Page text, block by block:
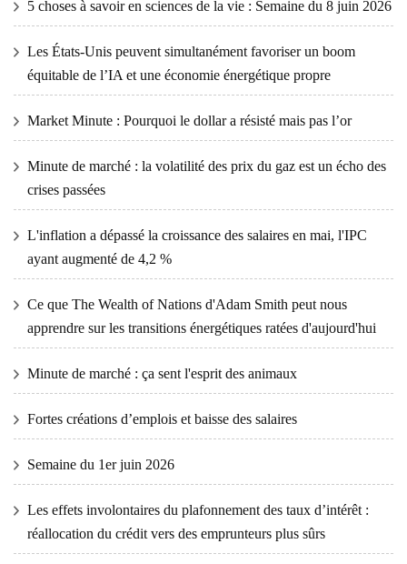
5 choses à savoir en sciences de la vie : Semaine du 8 juin 2026
Les États-Unis peuvent simultanément favoriser un boom
équitable de l’IA et une économie énergétique propre
Market Minute : Pourquoi le dollar a résisté mais pas l’or
Minute de marché : la volatilité des prix du gaz est un écho des
crises passées
L'inflation a dépassé la croissance des salaires en mai, l'IPC
ayant augmenté de 4,2 %
Ce que The Wealth of Nations d'Adam Smith peut nous
apprendre sur les transitions énergétiques ratées d'aujourd'hui
Minute de marché : ça sent l'esprit des animaux
Fortes créations d’emplois et baisse des salaires
Semaine du 1er juin 2026
Les effets involontaires du plafonnement des taux d’intérêt :
réallocation du crédit vers des emprunteurs plus sûrs